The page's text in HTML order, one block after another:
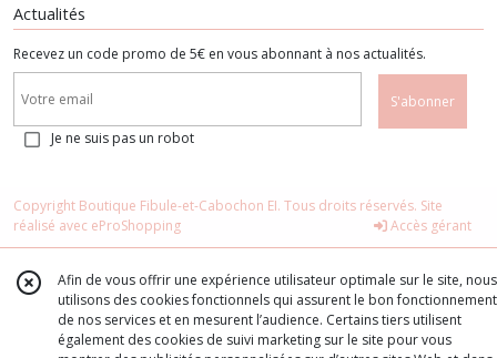
Actualités
Recevez un code promo de 5€ en vous abonnant à nos actualités.
S'abonner
Je ne suis pas un robot
Copyright Boutique Fibule-et-Cabochon EI. Tous droits réservés. Site
réalisé avec eProShopping Accès gérant
Afin de vous offrir une expérience utilisateur optimale sur le site, nous
utilisons des cookies fonctionnels qui assurent le bon fonctionnement
de nos services et en mesurent l’audience. Certains tiers utilisent
également des cookies de suivi marketing sur le site pour vous